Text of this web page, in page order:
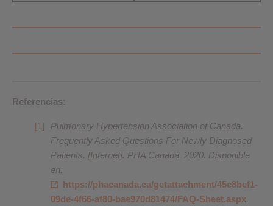
Referencias:
Pulmonary Hypertension Association of Canada.
Frequently Asked Questions For Newly Diagnosed
Patients. [Internet]. PHA Canadá. 2020. Disponible
en:
https://phacanada.ca/getattachment/45c8bef1-
09de-4f66-af80-bae970d81474/FAQ-Sheet.aspx.